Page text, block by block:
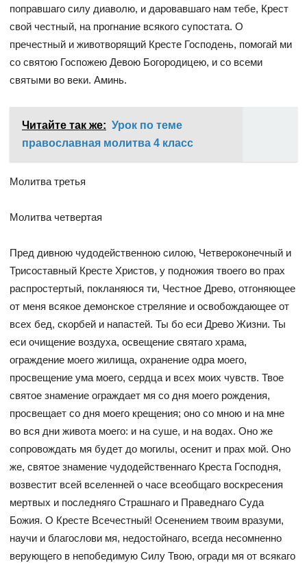
поправшаго силу диаволю, и даровавшаго нам тебе, Крест
свой честный, на прогнание всякого супостата. О
пречестный и животворящий Кресте Господень, помогай ми
со святою Госпожею Девою Богородицею, и со всеми
святыми во веки. Аминь.
Читайте так же: Урок по теме
православная молитва 4 класс
Молитва третья
Молитва четвертая
Пред дивною чудодейственною силою, Четвероконечный и
Трисоставный Кресте Христов, у подножия твоего во прах
распростертый, покланяюся ти, Честное Древо, отгоняющее
от меня всякое демонское стреляние и освобождающее от
всех бед, скорбей и напастей. Ты бо еси Древо Жизни. Ты
еси очищение воздуха, освещение святаго храма,
ограждение моего жилища, охранение одра моего,
просвещение ума моего, сердца и всех моих чувств. Твое
святое знамение ограждает мя со дня моего рождения,
просвещает со дня моего крещения; оно со мною и на мне
во вся дни живота моего: и на суше, и на водах. Оно же
сопровождать мя будет до могилы, осенит и прах мой. Оно
же, святое знамение чудодейственнаго Креста Господня,
возвестит всей вселенней о часе всеобщаго воскресения
мертвых и последняго Страшнаго и Праведнаго Суда
Божия. О Кресте Всечестный! Осенением твоим вразуми,
научи и благослови мя, недостойнаго, всегда несомненно
верующего в непобедимую Силу Твою, огради мя от всякаго